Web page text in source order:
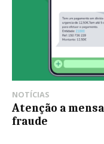
NOTÍCIAS
Atenção a
fraude